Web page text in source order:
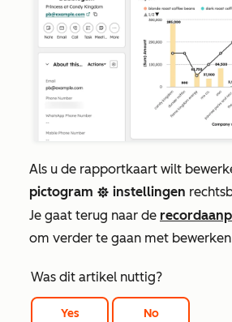
Als u de rapportkaart wilt
pictogram settings instellingen
Je gaat terug naar de
om verder te gaan met
Was dit artikel nuttig?
Yes No